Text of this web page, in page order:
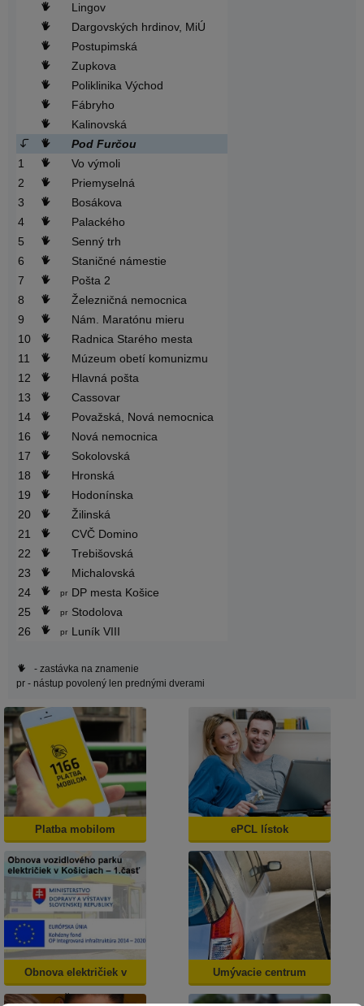
Lingov
Dargovských hrdinov, MiÚ
Postupimská
Zupkova
Poliklinika Východ
Fábryho
Kalinovská
Pod Furčou
1
Vo výmoli
2
Priemyselná
3
Bosákova
4
Palackého
5
Senný trh
6
Staničné námestie
7
Pošta 2
8
Železničná nemocnica
9
Nám. Maratónu mieru
10
Radnica Starého mesta
11
Múzeum obetí komunizmu
12
Hlavná pošta
13
Cassovar
14
Považská, Nová nemocnica
16
Nová nemocnica
17
Sokolovská
18
Hronská
19
Hodonínska
20
Žilinská
21
CVČ Domino
22
Trebišovská
23
Michalovská
24
pr DP mesta Košice
25
pr Stodolova
26
pr Luník VIII
- zastávka na znamenie
pr - nástup povolený len prednými dverami
Platba mobilom ePCL lístok
Obnova električiek v
Košiciach
Umývacie centrum